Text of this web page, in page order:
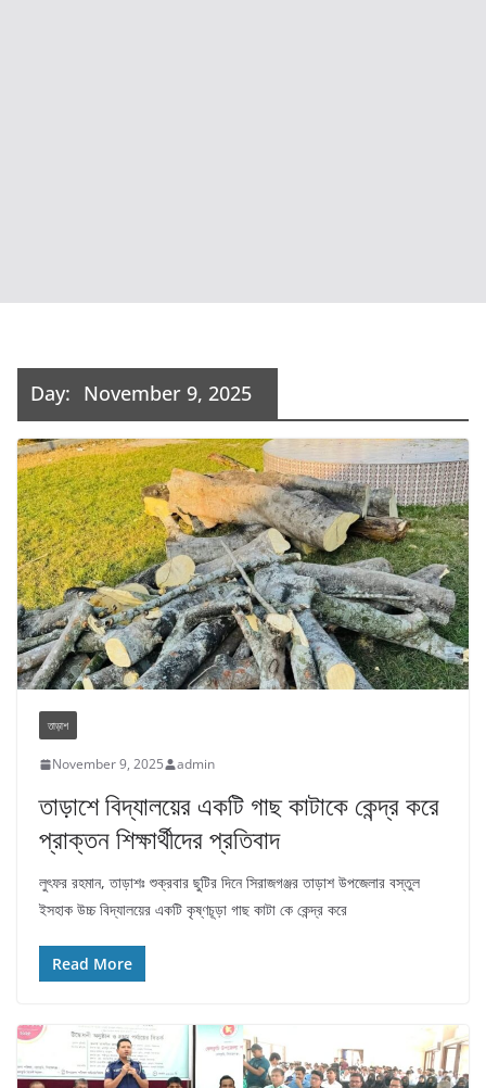
Day: November 9, 2025
তাড়াশ
November 9, 2025 admin
তাড়াশে বিদ্যালয়ের একটি গাছ কাটাকে কেন্দ্র করে
প্রাক্তন শিক্ষার্থীদের প্রতিবাদ
লুৎফর রহমান, তাড়াশঃ শুক্রবার ছুটির দিনে সিরাজগঞ্জর তাড়াশ উপজেলার বস্তুল
ইসহাক উচ্চ বিদ্যালয়ের একটি কৃষ্ণচূড়া গাছ কাটা কে কেন্দ্র করে
Read More